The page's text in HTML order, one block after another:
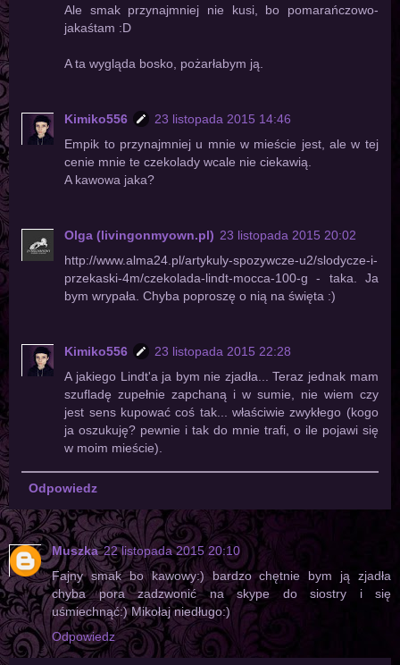
Ale smak przynajmniej nie kusi, bo pomarańczowo-
jakaśtam :D
A ta wygląda bosko, pożarłabym ją.
Kimiko556
23 listopada 2015 14:46
Empik to przynajmniej u mnie w mieście jest, ale w tej
cenie mnie te czekolady wcale nie ciekawią.
A kawowa jaka?
Olga (livingonmyown.pl) 23 listopada 2015 20:02
http://www.alma24.pl/artykuly-spozywcze-u2/slodycze-i-
przekaski-4m/czekolada-lindt-mocca-100-g - taka. Ja
bym wrypała. Chyba poproszę o nią na święta :)
Kimiko556
23 listopada 2015 22:28
A jakiego Lindt'a ja bym nie zjadła... Teraz jednak mam
szufladę zupełnie zapchaną i w sumie, nie wiem czy
jest sens kupować coś tak... właściwie zwykłego (kogo
ja oszukuję? pewnie i tak do mnie trafi, o ile pojawi się
w moim mieście).
Odpowiedz
Muszka 22 listopada 2015 20:10
Fajny smak bo kawowy:) bardzo chętnie bym ją zjadła
chyba pora zadzwonić na skype do siostry i się
uśmiechnąć:) Mikołaj niedługo:)
Odpowiedz